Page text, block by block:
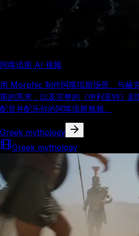
阿喀琉斯 AI 视频
用 Morphic 制作阿喀琉斯场景、与赫
斯的恳求，以及完整的《伊利亚特》剧
配音并配乐你的阿喀琉斯视频。
Greek mythology
Greek mythology